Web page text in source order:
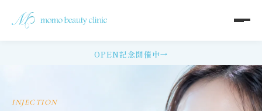
OPEN記念開催中→
INJECTION